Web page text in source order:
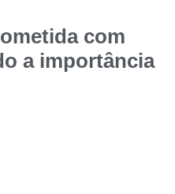
com
a importância